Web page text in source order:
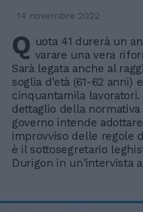
14 novembre 2022
Q uota 41 durerà un
varare una vera
Sarà legata anche al
soglia d'età (61-62 anni)
cinquantamila
dettaglio della
governo intende
improvviso delle regole
è il sottosegretario
Durigon in un'intervista